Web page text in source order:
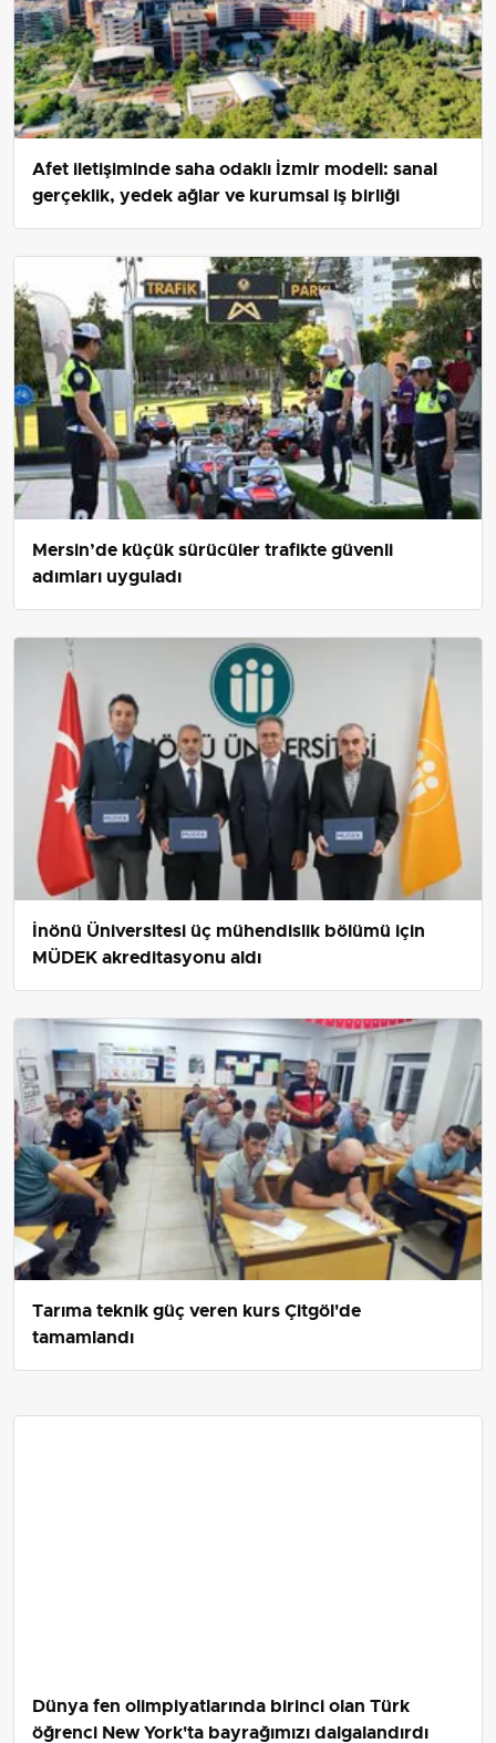
Afet iletişiminde saha odaklı İzmir modeli: sanal
gerçeklik, yedek ağlar ve kurumsal iş birliği
Mersin’de küçük sürücüler trafikte güvenli
adımları uyguladı
İnönü Üniversitesi üç mühendislik bölümü için
MÜDEK akreditasyonu aldı
Tarıma teknik güç veren kurs Çitgöl'de
tamamlandı
Dünya fen olimpiyatlarında birinci olan Türk
öğrenci New York'ta bayrağımızı dalgalandırdı